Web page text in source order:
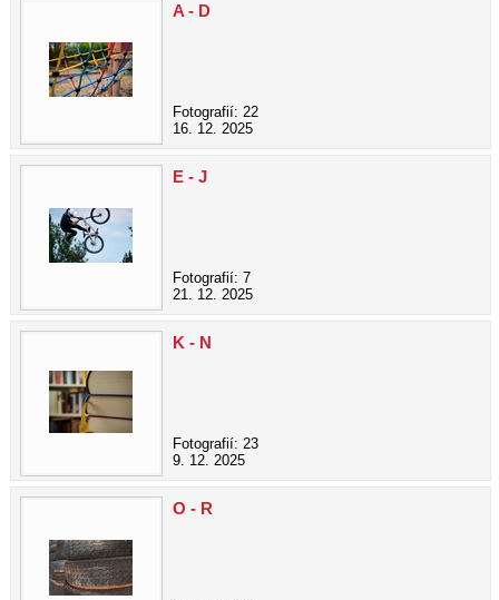
A - D
Fotografií: 22
16. 12. 2025
E - J
Fotografií: 7
21. 12. 2025
K - N
Fotografií: 23
9. 12. 2025
O - R